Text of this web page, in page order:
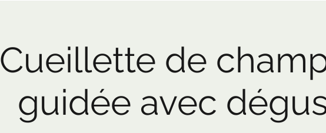
Cueillette de
guidée avec